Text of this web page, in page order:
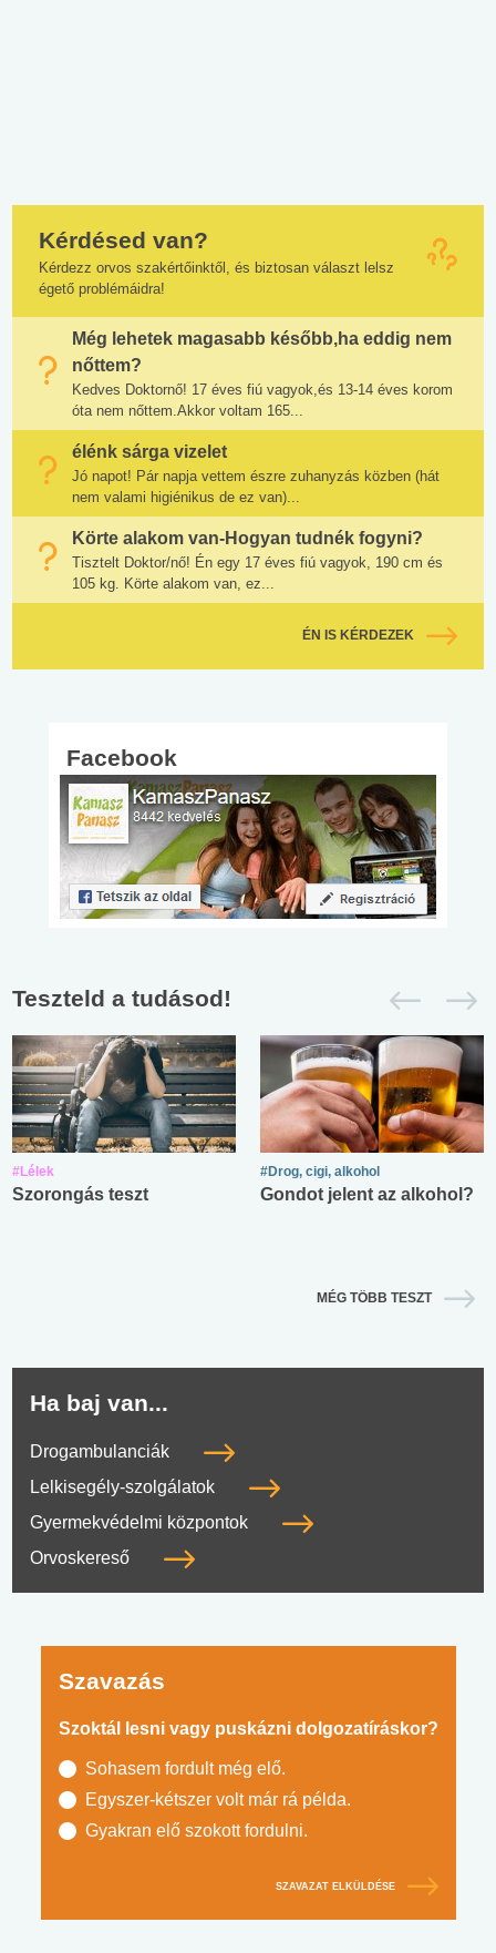
Kérdésed van?
Kérdezz orvos szakértőinktől, és biztosan választ lelsz
égető problémáidra!
Még lehetek magasabb később,ha eddig nem
nőttem?
Kedves Doktornő! 17 éves fiú vagyok,és 13-14 éves korom
óta nem nőttem.Akkor voltam 165...
élénk sárga vizelet
Jó napot! Pár napja vettem észre zuhanyzás közben (hát
nem valami higiénikus de ez van)...
Körte alakom van-Hogyan tudnék fogyni?
Tisztelt Doktor/nő! Én egy 17 éves fiú vagyok, 190 cm és
105 kg. Körte alakom van, ez...
ÉN IS KÉRDEZEK
Facebook
Teszteld a tudásod!
#Lélek
Szorongás teszt
#Drog, cigi, alkohol
Gondot jelent az alkohol?
MÉG TÖBB TESZT
Ha baj van...
Drogambulanciák
Lelkisegély-szolgálatok
Gyermekvédelmi központok
Orvoskereső
Szavazás
Szoktál lesni vagy puskázni dolgozatíráskor?
Sohasem fordult még elő.
Egyszer-kétszer volt már rá példa.
Gyakran elő szokott fordulni.
SZAVAZAT ELKÜLDÉSE